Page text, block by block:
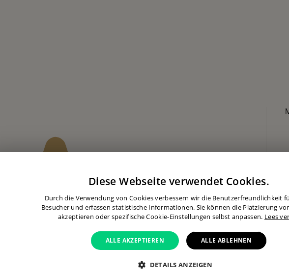
Diese Webseite verwendet Cookies.
Durch die Verwendung von Cookies verbessern wir die Benutzerfreundlichkeit
Besucher und erfassen statistische Informationen. Sie können die Platzierung
akzeptieren oder spezifische Cookie-Einstellungen selbst anpassen. Lees
ALLE AKZEPTIEREN ALLE ABLEHNEN
DETAILS ANZEIGEN